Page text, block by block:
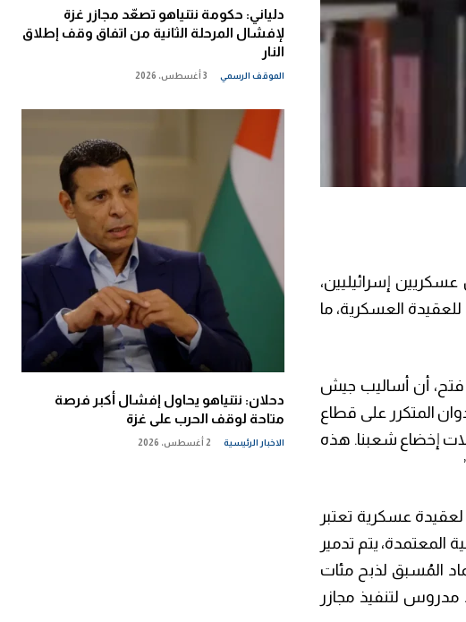
دلياني: حكومة نتنياهو تصعّد مجازر غزة
لإفشال المرحلة الثانية من اتفاق وقف إطلاق
النار
الموقف الرسمي 3 أغسطس، 2026
دحلان: نتنياهو يحاول إفشال أكبر فرصة
متاحة لوقف الحرب على غزة
الاخبار الرئيسية 2 أغسطس، 2026
إسرائيليين،
العسكرية، ما
فتح، أن أساليب جيش
المتكرر على قطاع
إخضاع شعبنا. هذه
عسكرية تعتبر
المعتمدة، يتم تدمير
المُسبق لذبح مئات
مدروس لتنفيذ مجازر